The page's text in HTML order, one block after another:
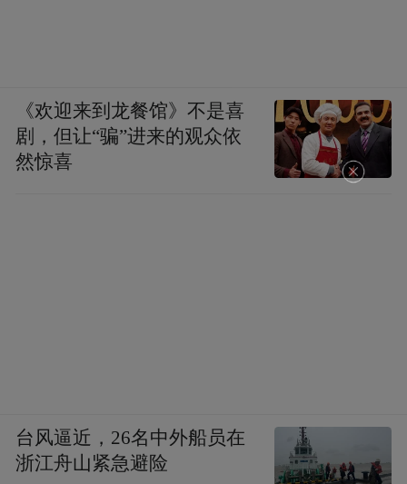
《欢迎来到龙餐馆》不是喜
剧，但让“骗”进来的观众依
然惊喜
台风逼近，26名中外船员在
浙江舟山紧急避险